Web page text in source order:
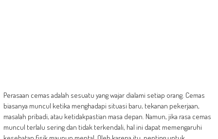
Perasaan cemas adalah sesuatu yang wajar dialami setiap orang. Cemas
biasanya muncul ketika menghadapi situasi baru, tekanan pekerjaan,
masalah pribadi, atau ketidakpastian masa depan. Namun, jika rasa cemas
muncul terlalu sering dan tidak terkendali, hal ini dapat memengaruhi